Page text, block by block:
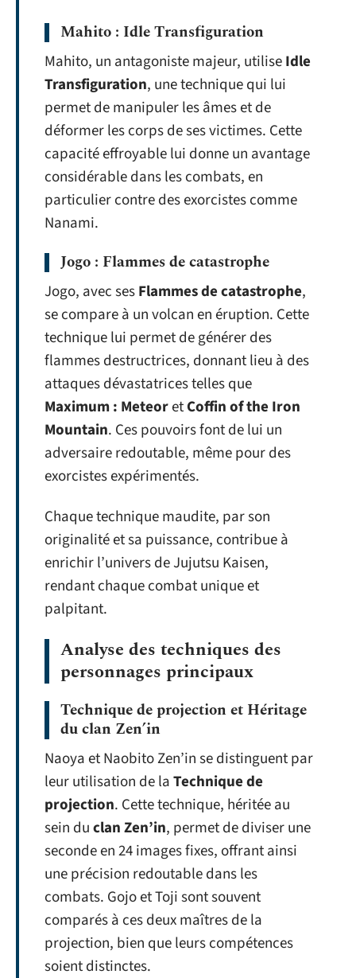
Mahito : Idle Transfiguration
Mahito, un antagoniste majeur, utiliseIdle
Transfiguration, une technique qui lui
permet de manipuler les âmes et de
déformer les corps de ses victimes. Cette
capacité effroyable lui donne un avantage
considérable dans les combats, en
particulier contre des exorcistes comme
Nanami.
Jogo : Flammes de catastrophe
Jogo, avec sesFlammes de catastrophe,
se compare à un volcan en éruption. Cette
technique lui permet de générer des
flammes destructrices, donnant lieu à des
attaques dévastatrices telles que
Maximum : MeteoretCoffin of the Iron
Mountain. Ces pouvoirs font de lui un
adversaire redoutable, même pour des
exorcistes expérimentés.
Chaque technique maudite, par son
originalité et sa puissance, contribue à
enrichir l’univers de Jujutsu Kaisen,
rendant chaque combat unique et
palpitant.
Analyse des techniques des
personnages principaux
Technique de projection et Héritage
du clan Zen’in
Naoya et Naobito Zen’in se distinguent par
leur utilisation de laTechnique de
projection. Cette technique, héritée au
sein duclan Zen’in, permet de diviser une
seconde en 24 images fixes, offrant ainsi
une précision redoutable dans les
combats. Gojo et Toji sont souvent
comparés à ces deux maîtres de la
projection, bien que leurs compétences
soient distinctes.